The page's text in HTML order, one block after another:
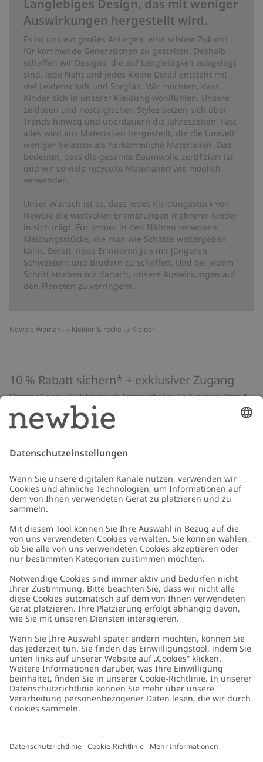
Langlebiges Design, das mit weniger
Auswirkungen hergestellt wird.
Es ist uns ein großes Anliegen, eine schöne Zukunft
für kommende Generationen zu gestalten. Deshalb
schaffen wir Designs, die auf Langlebigkeit ausgelegt
sind. Jede Naht und jedes kleine Detail entsteht mit
viel Leidenschaft und Sorgfalt. Wir möchten, dass
Kinder sich in unserer Kleidung wohlfühlen. Unsere
zeitlosen und nostalgischen Styles setzen sich über
Trends hinweg und überdauern die Jahreszeiten. Fast
alles wird aus Materialien hergestellt, die die Umwelt
weniger belasten als herkömmliche Materialien. Das
bedeutet, dass die gesamte Baumwolle zertifiziert ist
und wir so viele recycelte Materialien wie möglich
verwenden.
Unser Wunsch ist es, dass jedes Kleidungsstück von
Newbie die wertvollen Erinnerungen mehrerer Kinder
in sich trägt. Für immer in den Nähten verwoben.
Kleidungsstücke, die man wie Schätze weitergeben
kann. Bereit, neue Erinnerungen mit jüngeren
Schwestern und Brüdern zu schaffen. Und bei jedem
Schritt streben wir danach, unsere Auswirkungen auf
den Planeten zu verringern.
Newbie Woman Kleider & röcke Kleider
10 % Rabatt sichern* + exklusiver Zugang
Shoppen Sie neue Kollektionen als Erstes, erhalten Sie Zugang zu Tipps &
Guides und profitieren Sie von exklusiven Angeboten
*Gilt nur für deine erste Bestellung und ist nicht mit anderen Rabatten
oder Angeboten kombinierbar. Gilt nicht für limitierte Artikel. Lies unsere
Schicken
Kundenservice
Kontaktieren Sie uns
FAQ
Barrierefreiheit
Datenschutzrichtlinie
Cookie-Richtlinie
Über uns
Über Newbie
Nachhaltigkeit
Impressum
Presse
Germany Standort ändern
Cookies